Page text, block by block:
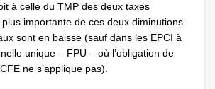
à celle du TMP des deux taxes
importante de ces deux diminutions
sont en baisse (sauf dans les EPCI à
unique – FPU – où l’obligation de
ne s’applique pas).